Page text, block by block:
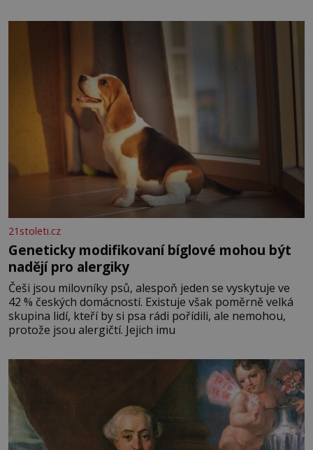
povaze, ale i v potřebách naší pokožky. Ohnivá znamení
Ženy narozené ve znamení Berana, Lva a Střelce v sobě
nesou žár, odvahu a neutuchající elán. Vaše
21stoleti.cz
Geneticky modifikovaní bíglové mohou být
nadějí pro alergiky
Češi jsou milovníky psů, alespoň jeden se vyskytuje ve
42 % českých domácností. Existuje však poměrně velká
skupina lidí, kteří by si psa rádi pořídili, ale nemohou,
protože jsou alergičtí. Jejich imu